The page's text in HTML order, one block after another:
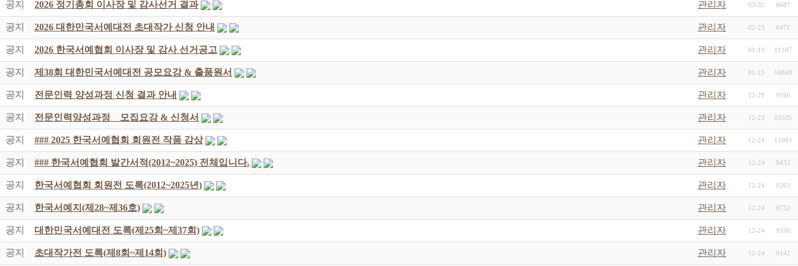
공지 2026 정기총회 이사장 및 감사선거 결과 관리자 03-02 6687
공지 2026 대한민국서예대전 초대작가 신청 안내 관리자 02-23 6471
공지 2026 한국서예협회 이사장 및 감사 선거공고 관리자 01-19 11107
공지 제38회 대한민국서예대전 공모요강 & 출품원서 관리자 01-15 16849
공지 전문인력 양성과정 신청 결과 안내 관리자 12-29 9166
공지 전문인력양성과정 _ 모집요강 & 신청서 관리자 12-23 10595
공지 ### 2025 한국서예협회 회원전 작품 감상 관리자 12-24 11003
공지 ### 한국서예협회 발간서적(2012~2025) 전체입니다. 관리자 12-24 9433
공지 한국서예협회 회원전 도록(2012~2025년) 관리자 12-24 9263
공지 한국서예지(제28~제36호) 관리자 12-24 8752
공지 대한민국서예대전 도록(제25회~제37회) 관리자 12-24 9356
공지 초대작가전 도록(제8회~제14회) 관리자 12-24 9142